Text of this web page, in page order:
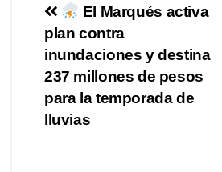
Navegación
de
entradas
El Marqués activa
plan contra
inundaciones y destina
237 millones de pesos
para la temporada de
lluvias